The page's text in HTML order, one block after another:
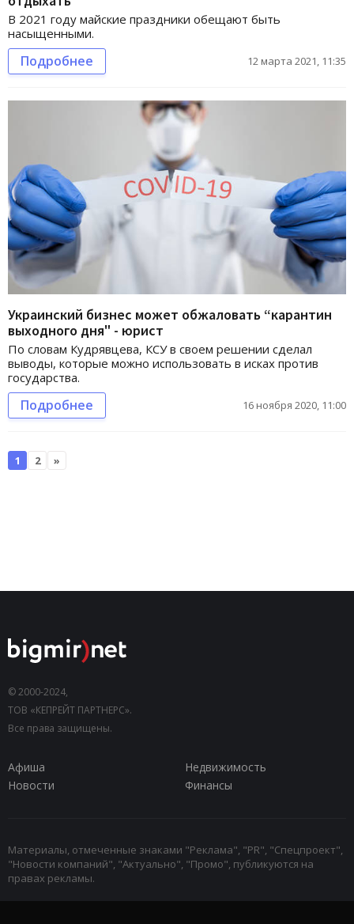
В 2021 году майские праздники обещают быть
насыщенными.
Подробнее 12 марта 2021, 11:35
Украинский бизнес может обжаловать “карантин
выходного дня" - юрист
По словам Кудрявцева, КСУ в своем решении сделал
выводы, которые можно использовать в исках против
государства.
Подробнее 16 ноября 2020, 11:00
1 2 »
© 2000-2024,
ТОВ «КЕПРЕЙТ ПАРТНЕРС».
Все права защищены.
Афиша
Недвижимость
Новости
Финансы
Материалы, отмеченные знаками "Реклама", "PR", "Спецпроект",
"Новости компаний", "Актуально", "Промо", публикуются на
правах рекламы.